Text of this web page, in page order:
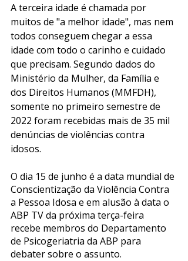
A terceira idade é chamada por
muitos de "a melhor idade", mas nem
todos conseguem chegar a essa
idade com todo o carinho e cuidado
que precisam. Segundo dados do
Ministério da Mulher, da Família e
dos Direitos Humanos (MMFDH),
somente no primeiro semestre de
2022 foram recebidas mais de 35 mil
denúncias de violências contra
idosos.
O dia 15 de junho é a data mundial de
Conscientização da Violência Contra
a Pessoa Idosa e em alusão à data o
ABP TV da próxima terça-feira
recebe membros do Departamento
de Psicogeriatria da ABP para
debater sobre o assunto.